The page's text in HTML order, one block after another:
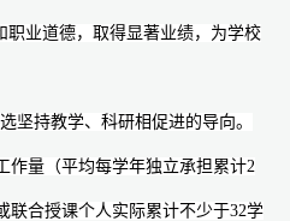
职业道德，取得显著业绩，为学校
坚持教学、科研相促进的导向。
作量（平均每学年独立承担累计2
联合授课个人实际累计不少于32学